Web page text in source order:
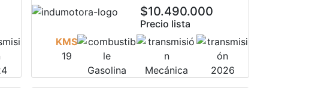
$10.490.000
Precio lista
KMS
19
Gasolina
Mecánica 2026